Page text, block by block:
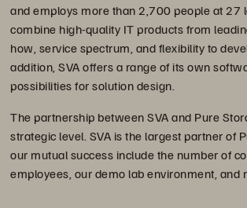
and employs more than 2,700 people at 27
combine high-quality IT products from
how, service spectrum, and flexibility to
addition, SVA offers a range of its own
possibilities for solution design.
The partnership between SVA and Pure
strategic level. SVA is the largest partner of
our mutual success include the number of
employees, our demo lab environment, and